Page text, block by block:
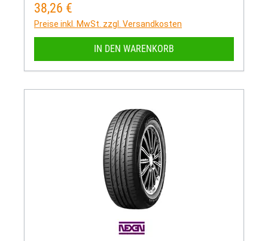
Regulärer Preis:
38,26 €
Preise inkl. MwSt. zzgl. Versandkosten
IN DEN WARENKORB